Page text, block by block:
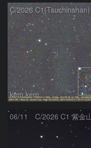
C/2026 C1(Tsuchinshan)
kem.kem